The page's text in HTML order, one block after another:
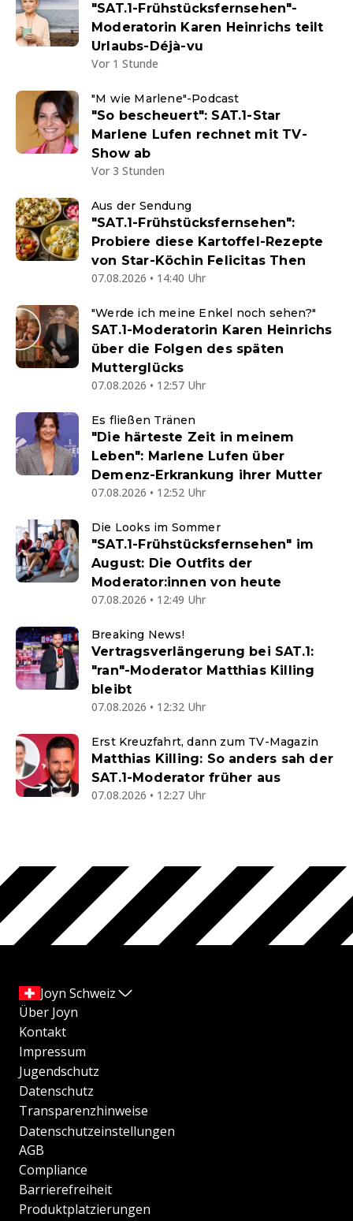
"SAT.1-Frühstücksfernsehen"-
Moderatorin Karen Heinrichs teilt
Urlaubs-Déjà-vu
Vor 1 Stunde
"M wie Marlene"-Podcast
"So bescheuert": SAT.1-Star
Marlene Lufen rechnet mit TV-
Show ab
Vor 3 Stunden
Aus der Sendung
"SAT.1-Frühstücksfernsehen":
Probiere diese Kartoffel-Rezepte
von Star-Köchin Felicitas Then
07.08.2026 • 14:40 Uhr
"Werde ich meine Enkel noch sehen?"
SAT.1-Moderatorin Karen Heinrichs
über die Folgen des späten
Mutterglücks
07.08.2026 • 12:57 Uhr
Es fließen Tränen
"Die härteste Zeit in meinem
Leben": Marlene Lufen über
Demenz-Erkrankung ihrer Mutter
07.08.2026 • 12:52 Uhr
Die Looks im Sommer
"SAT.1-Frühstücksfernsehen" im
August: Die Outfits der
Moderator:innen von heute
07.08.2026 • 12:49 Uhr
Breaking News!
Vertragsverlängerung bei SAT.1:
"ran"-Moderator Matthias Killing
bleibt
07.08.2026 • 12:32 Uhr
Erst Kreuzfahrt, dann zum TV-Magazin
Matthias Killing: So anders sah der
SAT.1-Moderator früher aus
07.08.2026 • 12:27 Uhr
Joyn Schweiz
Über Joyn
Kontakt
Impressum
Jugendschutz
Datenschutz
Transparenzhinweise
Datenschutzeinstellungen
AGB
Compliance
Barrierefreiheit
Produktplatzierungen